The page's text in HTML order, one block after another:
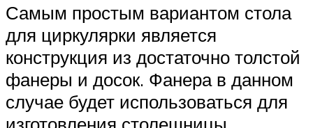
Самым простым вариантом стола
для циркулярки является
конструкция из достаточно толстой
фанеры и досок. Фанера в данном
случае будет использоваться для